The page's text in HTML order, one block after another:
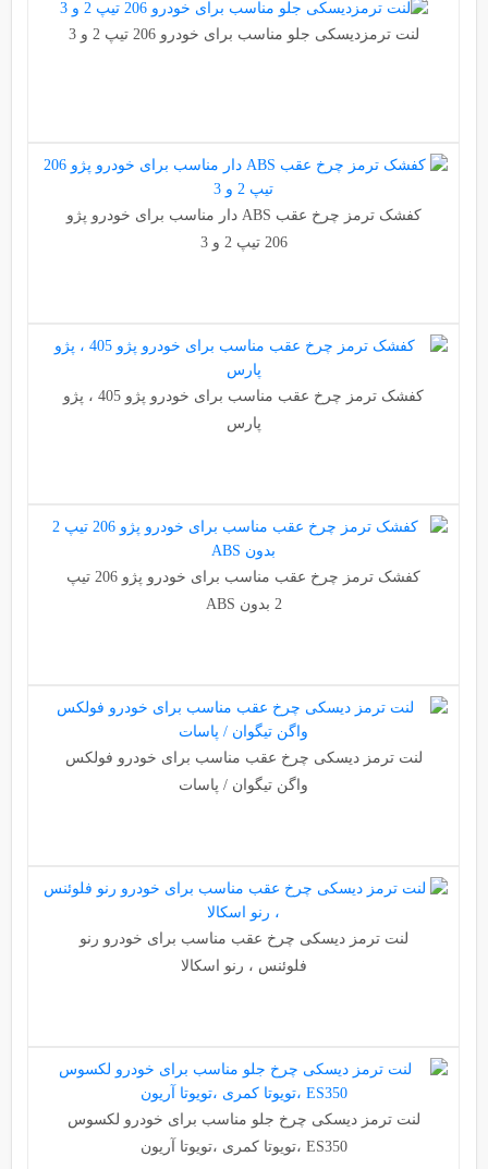
لنت ترمزدیسکی جلو مناسب برای خودرو 206 تیپ 2 و 3
کفشک ترمز چرخ عقب ABS دار مناسب برای خودرو پژو
206 تیپ 2 و 3
کفشک ترمز چرخ عقب مناسب برای خودرو پژو 405 ، پژو
پارس
کفشک ترمز چرخ عقب مناسب برای خودرو پژو 206 تیپ
2 بدون ABS
لنت ترمز دیسکی چرخ عقب مناسب برای خودرو فولکس
واگن تیگوان / پاسات
لنت ترمز دیسکی چرخ عقب مناسب برای خودرو رنو
فلوئنس ، رنو اسکالا
لنت ترمز دیسکی چرخ جلو مناسب برای خودرو لکسوس
ES350 ،تویوتا کمری ،تویوتا آریون